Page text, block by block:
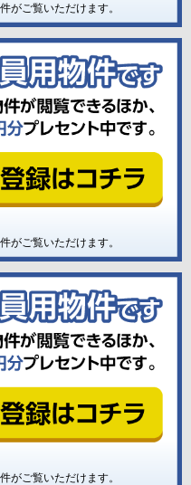
がご覧いただけます。
がご覧いただけます。
がご覧いただけます。